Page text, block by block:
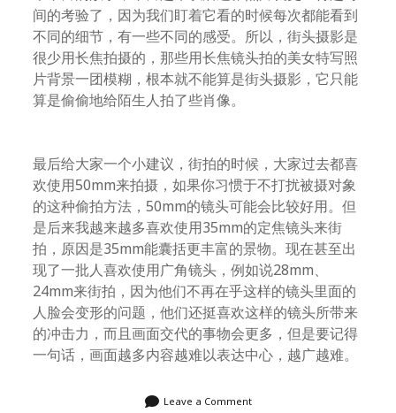
间的考验了，因为我们盯着它看的时候每次都能看到
不同的细节，有一些不同的感受。所以，街头摄影是
很少用长焦拍摄的，那些用长焦镜头拍的美女特写照
片背景一团模糊，根本就不能算是街头摄影，它只能
算是偷偷地给陌生人拍了些肖像。
最后给大家一个小建议，街拍的时候，大家过去都喜
欢使用50mm来拍摄，如果你习惯于不打扰被摄对象
的这种偷拍方法，50mm的镜头可能会比较好用。但
是后来我越来越多喜欢使用35mm的定焦镜头来街
拍，原因是35mm能囊括更丰富的景物。现在甚至出
现了一批人喜欢使用广角镜头，例如说28mm、
24mm来街拍，因为他们不再在乎这样的镜头里面的
人脸会变形的问题，他们还挺喜欢这样的镜头所带来
的冲击力，而且画面交代的事物会更多，但是要记得
一句话，画面越多内容越难以表达中心，越广越难。
Leave a Comment